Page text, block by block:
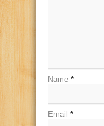
Name *
Email *